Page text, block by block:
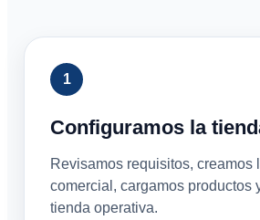
Configuramos la
Revisamos requisitos, creamos
comercial, cargamos productos
tienda operativa.